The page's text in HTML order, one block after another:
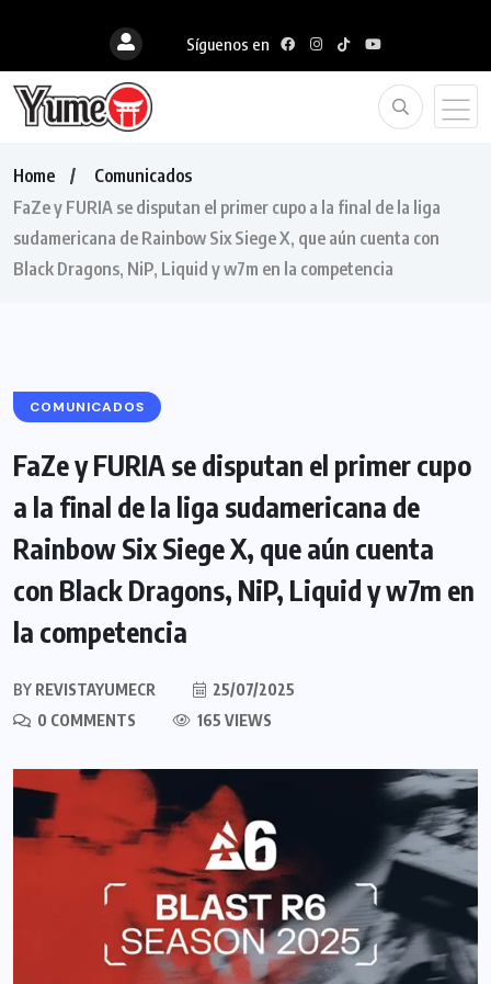
Síguenos en
Home
Comunicados
FaZe y FURIA se disputan el primer cupo a la final de la liga
sudamericana de Rainbow Six Siege X, que aún cuenta con
Black Dragons, NiP, Liquid y w7m en la competencia
COMUNICADOS
FaZe y FURIA se disputan el primer cupo
a la final de la liga sudamericana de
Rainbow Six Siege X, que aún cuenta
con Black Dragons, NiP, Liquid y w7m en
la competencia
BY REVISTAYUMECR
25/07/2025
0 COMMENTS
165 VIEWS